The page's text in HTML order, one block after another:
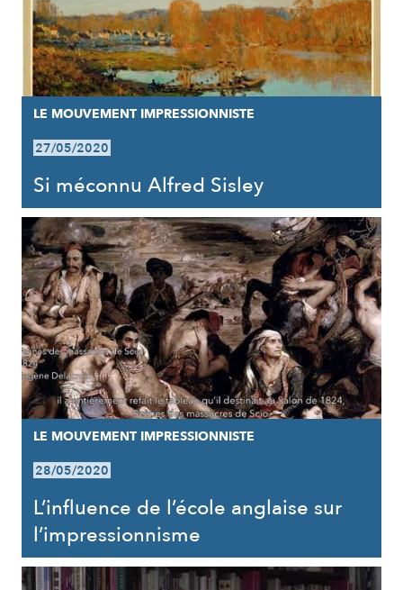
LE MOUVEMENT IMPRESSIONNISTE
27/05/2020
Si méconnu Alfred Sisley
LE MOUVEMENT IMPRESSIONNISTE
28/05/2020
L’influence de l’école anglaise sur
l’impressionnisme